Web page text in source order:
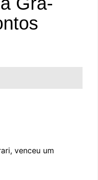
venceu um